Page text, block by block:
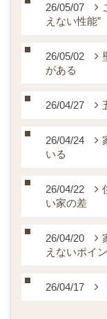
26/05/07
えない性能”
26/05/02
がある
26/04/27
26/04/24
いる
26/04/22
い家の差
26/04/20
えないポイン
26/04/17